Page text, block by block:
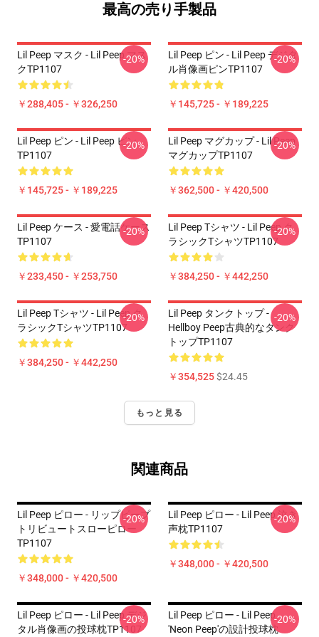
最高の売り手製品
Lil Peep マスク - Lil Peep マス
クTP1107
￥288,405 - ￥326,250
-20%
Lil Peep ピン - Lil Peep デジタ
ル肖像画ピンTP1107
￥145,725 - ￥189,225
-20%
Lil Peep ピン - Lil Peep ピン
TP1107
￥145,725 - ￥189,225
-20%
Lil Peep マグカップ - Lil Peep
マグカップTP1107
￥362,500 - ￥420,500
-20%
Lil Peep ケース - 愛電話ケース
TP1107
￥233,450 - ￥253,750
-20%
Lil Peep Tシャツ - Lil Peep ク
ラシックTシャツTP1107
￥384,250 - ￥442,250
-20%
Lil Peep Tシャツ - Lil Peep ク
ラシックTシャツTP1107
￥384,250 - ￥442,250
-20%
Lil Peep タンクトップ -
Hellboy Peep古典的なタンク
トップTP1107
￥354,525$24.45
-20%
もっと見る
関連商品
Lil Peep ピロー - リップピープ
トリビュートスローピロー
TP1107
￥348,000 - ￥420,500
-20%
Lil Peep ピロー - Lil Peep 泣き
声枕TP1107
￥348,000 - ￥420,500
-20%
Lil Peep ピロー - Lil Peep デジ
タル肖像画の投球枕TP1107
-20%
Lil Peep ピロー - Lil Peep
'Neon Peep'の設計投球枕
-20%